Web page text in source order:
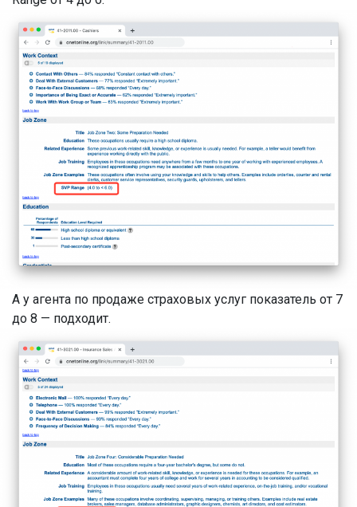
А у агента по продаже страховых услуг показатель от 7
до 8 — подходит.